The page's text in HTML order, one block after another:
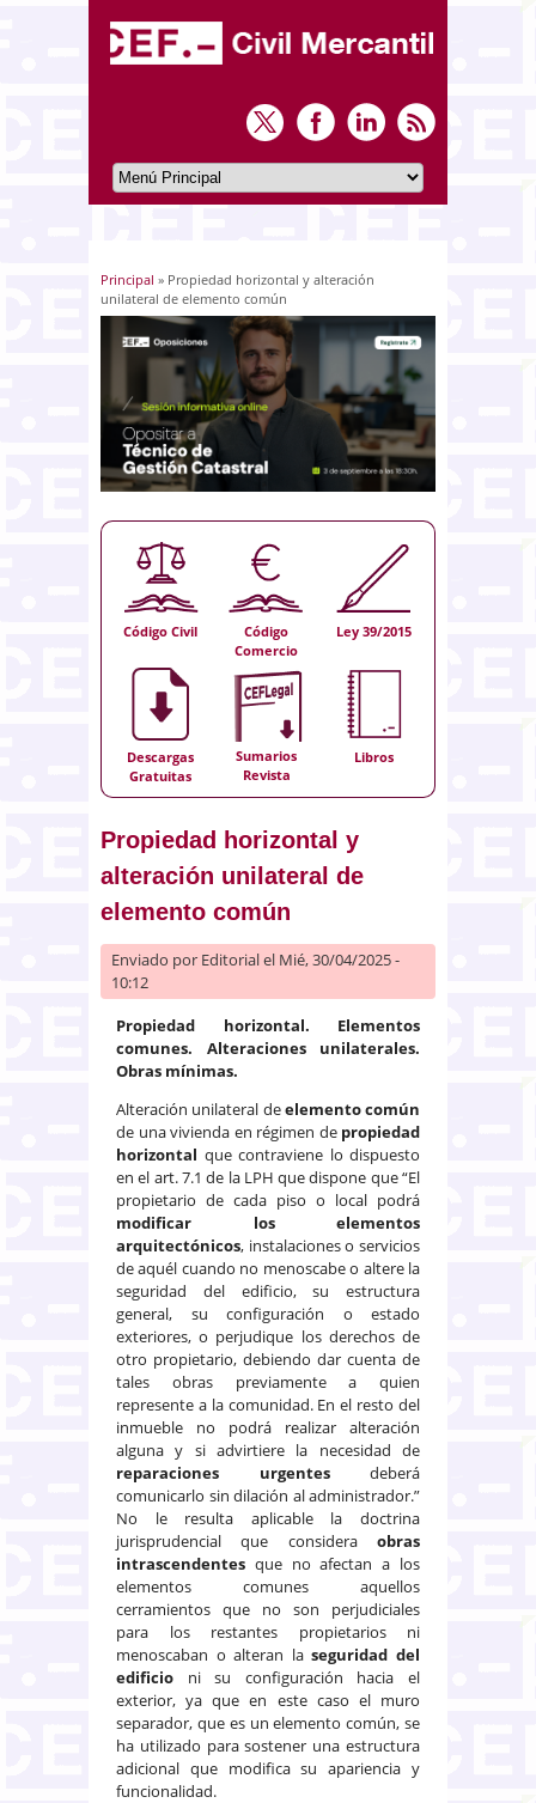
Usted está aquí
Principal » Propiedad horizontal y alteración
unilateral de elemento común
Código Civil
Código
Comercio
Ley 39/2015
Descargas
Gratuitas
Sumarios
Revista
Libros
Propiedad horizontal y
alteración unilateral de
elemento común
Enviado por Editorialel Mié, 30/04/2025 -
10:12
Propiedad horizontal. Elementos
comunes. Alteraciones unilaterales.
Obras mínimas.
Alteración unilateral deelemento común
de una vivienda en régimen de propiedad
horizontal que contraviene lo dispuesto
en el art. 7.1 de la LPH que dispone que “El
propietario de cada piso o local podrá
modificar los elementos
arquitectónicos, instalaciones o servicios
de aquél cuando no menoscabe o altere la
seguridad del edificio, su estructura
general, su configuración o estado
exteriores, o perjudique los derechos de
otro propietario, debiendo dar cuenta de
tales obras previamente a quien
represente a la comunidad. En el resto del
inmueble no podrá realizar alteración
alguna y si advirtiere la necesidad de
reparaciones urgentesdeberá
comunicarlo sin dilación al administrador.”
No le resulta aplicable la doctrina
jurisprudencial que considera obras
intrascendentes que no afectan a los
elementos comunes aquellos
cerramientos que no son perjudiciales
para los restantes propietarios ni
menoscaban o alteran laseguridad del
edificio ni su configuración hacia el
exterior, ya que en este caso el muro
separador, que es un elemento común, se
ha utilizado para sostener una estructura
adicional que modifica su apariencia y
funcionalidad.